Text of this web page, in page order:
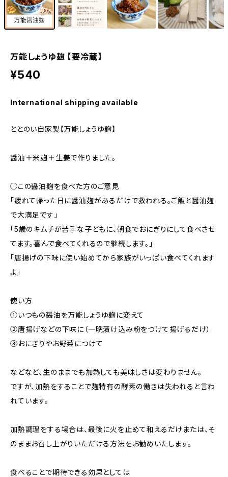
万能しょうゆ麹 【要冷蔵】
¥540
International shipping available
ととのい自家製【万能しょうゆ麹】
醤油＋米麹＋生姜で作りました。
◯この醤油麹を食べた方のご意見
「疲れて帰った日に醤油麹があるだけで救われる。ご飯と醤油麹
で大満足です」
「5歳のキムチが苦手な子どもに、朝食でおにぎりにして食べさせ
てます。喜んで食べてくれるので継続します。」
「唐揚げの下味に使い始めてから家族がいっぱい食べてくれます
よ」
使い方
①いつもの醤油を万能しょうゆ麹に変えて
②唐揚げなどの下味に（一晩漬け込み粉をつけて揚げるだけ）
③おにぎりやお野菜につけて
などなど、生のままでも加熱しても美味しさは変わりません。
ですが、加熱をすることで麹特有の酵素の働きは失われると言わ
れています。
加熱調理をする場合は、最後に火を止めて和えるだけまたは、そ
のままお召し上がりいただける方法をお勧めいたします。
食べることで期待できる効果としては